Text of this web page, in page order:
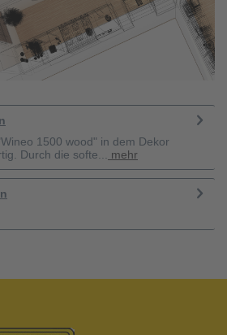
1500 wood" in dem Dekor
Durch die softe...
mehr